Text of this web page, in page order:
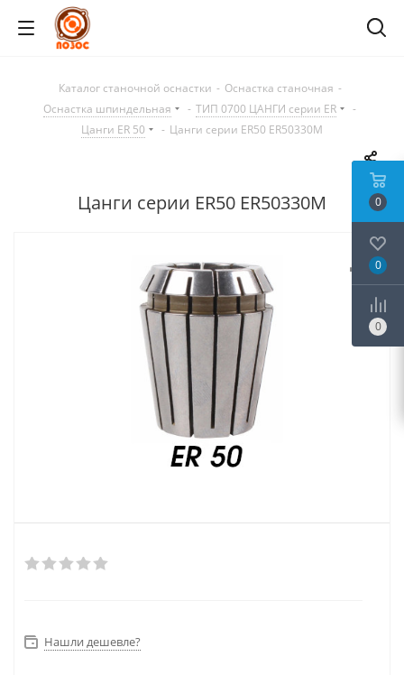
Каталог станочной оснастки - Оснастка станочная -
Оснастка шпиндельная
- ТИП 0700 ЦАНГИ серии ER
-
Цанги ER 50
- Цанги серии ER50 ER50330M
Цанги серии ER50 ER50330M
Нашли дешевле?
0
0
0